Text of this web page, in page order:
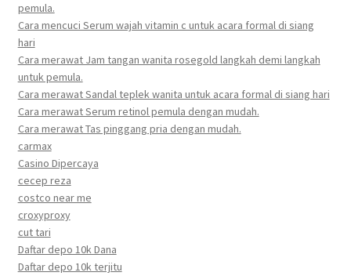
pemula.
Cara mencuci Serum wajah vitamin c untuk acara formal di siang
hari
Cara merawat Jam tangan wanita rosegold langkah demi langkah
untuk pemula.
Cara merawat Sandal teplek wanita untuk acara formal di siang hari
Cara merawat Serum retinol pemula dengan mudah.
Cara merawat Tas pinggang pria dengan mudah.
carmax
Casino Dipercaya
cecep reza
costco near me
croxyproxy
cut tari
Daftar depo 10k Dana
Daftar depo 10k terjitu